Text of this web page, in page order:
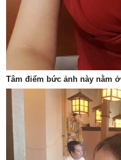
Tâm điểm bức ảnh này nằm